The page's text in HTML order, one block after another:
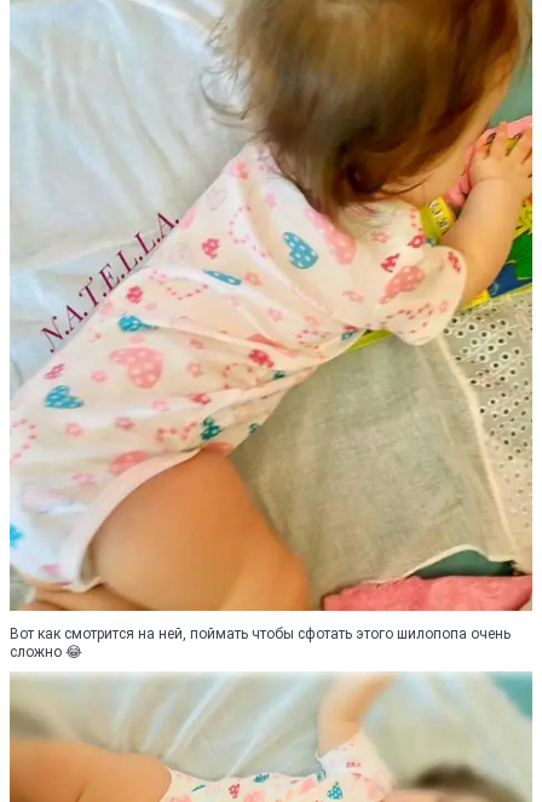
Вот как смотрится на ней, поймать чтобы сфотать этого шилопопа очень
сложно 😂